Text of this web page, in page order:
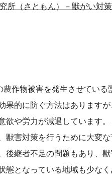
所（さともん） – 獣がい対
作物被害を発生させてい
果的に防ぐ方法はあります
欲や労力が減退しています
獣害対策を行うために大変
後継者不足の問題もあり、
態となっている地域も少なく